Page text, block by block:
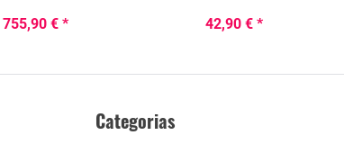
755,90 € * 42,90 € *
Categorias